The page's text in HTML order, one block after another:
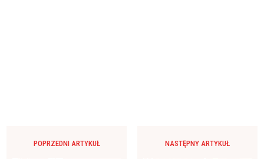
POPRZEDNI ARTYKUŁ NASTĘPNY ARTYKUŁ